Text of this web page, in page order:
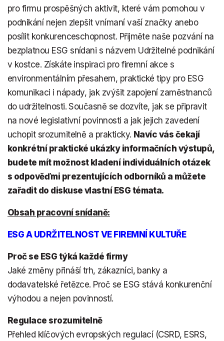
pro firmu prospěšných aktivit, které vám pomohou v
podnikání nejen zlepšit vnímaní vaší značky anebo
posílit konkurenceschopnost. Přijměte naše pozvání na
bezplatnou ESG snídani s názvem Udržitelné podnikání
v kostce. Získáte inspiraci pro firemní akce s
environmentálním přesahem, praktické tipy pro ESG
komunikaci i nápady, jak zvýšit zapojení zaměstnanců
do udržitelnosti. Současně se dozvíte, jak se připravit
na nové legislativní povinnosti a jak jejich zavedení
uchopit srozumitelně a prakticky. Navíc vás čekají
konkrétní praktické ukázky informačních výstupů,
budete mít možnost kladení individuálních otázek
s odpověďmi prezentujících odborníků a můžete
zařadit do diskuse vlastní ESG témata.
Obsah pracovní snídaně:
ESG A UDRŽITELNOST VE FIREMNÍ KULTUŘE
Proč se ESG týká každé firmy
Jaké změny přináší trh, zákazníci, banky a
dodavatelské řetězce. Proč se ESG stává konkurenční
výhodou a nejen povinností.
Regulace srozumitelně
Přehled klíčových evropských regulací (CSRD, ESRS,